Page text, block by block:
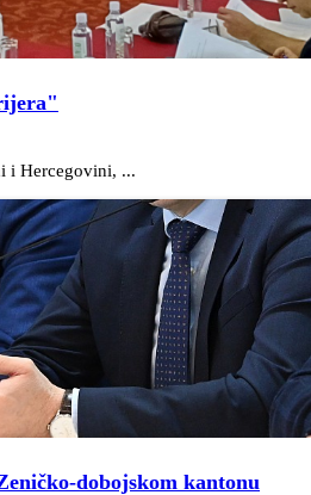
i Hercegovini, ...
dobojskom kantonu